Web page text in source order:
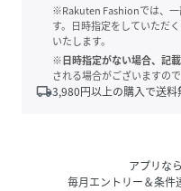
※Rakuten Fashionでは、一
す。日時指定をしていただ
いたします。
※日時指定がない場合、記
される場合がございますの
local_shipping3,980円以上の購入で送料
アプリな
毎月エントリー＆条件